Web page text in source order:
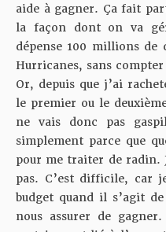
aide à gagner. Ça fait
la façon dont on va
dépense 100 millions de
Hurricanes, sans
Or, depuis que j’ai
le premier ou le
ne vais donc pas
simplement parce que
pour me traiter de radin.
pas. C’est difficile, car
budget quand il s’agit
nous assurer de